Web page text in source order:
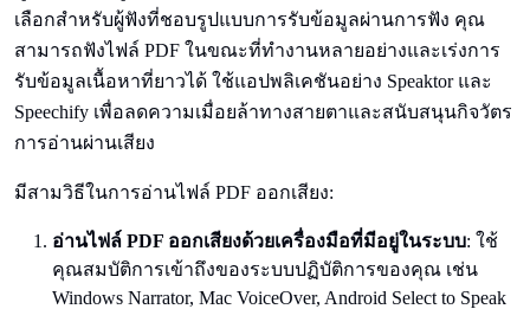
เลือกสำหรับผู้ฟังที่ชอบรูปแบบการรับข้อมูลผ่านการฟัง คุณ
สามารถฟังไฟล์ PDF ในขณะที่ทำงานหลายอย่างและเร่งการ
รับข้อมูลเนื้อหาที่ยาวได้ ใช้แอปพลิเคชันอย่าง Speaktor และ
Speechify เพื่อลดความเมื่อยล้าทางสายตาและสนับสนุนกิจวัตร
การอ่านผ่านเสียง
มีสามวิธีในการอ่านไฟล์ PDF ออกเสียง:
อ่านไฟล์ PDF ออกเสียงด้วยเครื่องมือที่มีอยู่ในระบบ: ใช้
คุณสมบัติการเข้าถึงของระบบปฏิบัติการของคุณ เช่น
Windows Narrator, Mac VoiceOver, Android Select to Speak